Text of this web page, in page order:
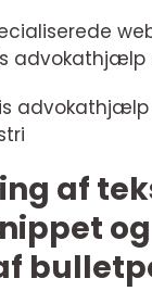
advokathjælp
advokathjælp
af
og